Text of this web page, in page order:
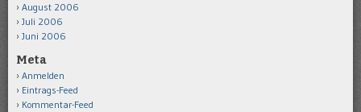
August 2006
Juli 2006
Juni 2006
Meta
Anmelden
Eintrags-Feed
Kommentar-Feed